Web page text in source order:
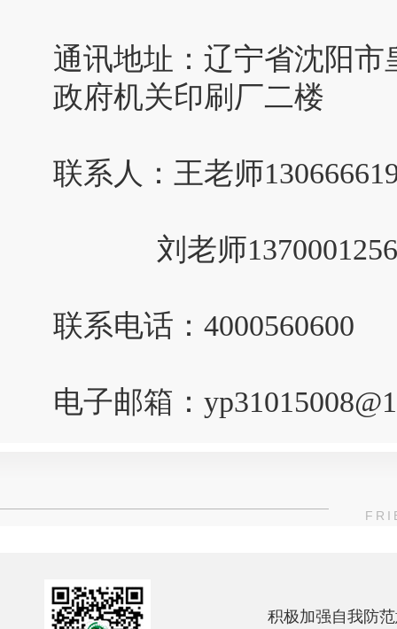
通讯地址：辽宁省沈阳市
政府机关印刷厂二楼
联系人：王老师
刘老师13700012565
联系电话：4000560600
电子邮箱：
积极加强自我防